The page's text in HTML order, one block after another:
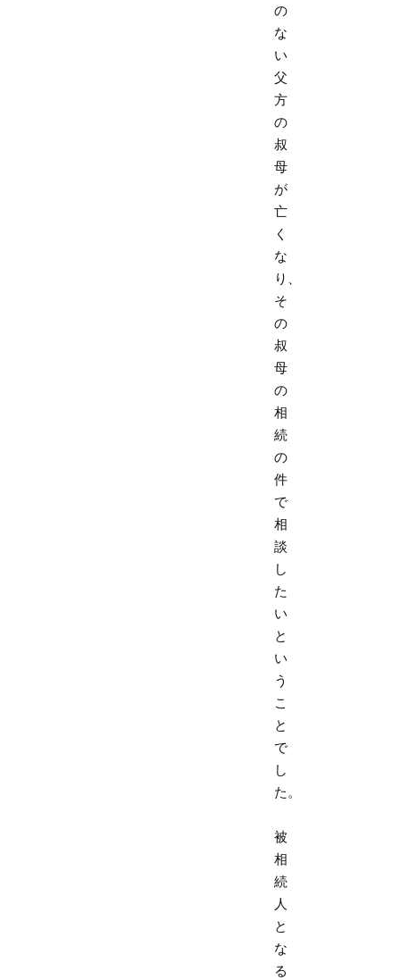
の
な
い
父
方
の
叔
母
が
亡
く
な
り、
そ
の
叔
母
の
相
続
の
件
で
相
談
し
た
い
と
い
う
こ
と
で
し
た。
被
相
続
人
と
な
る